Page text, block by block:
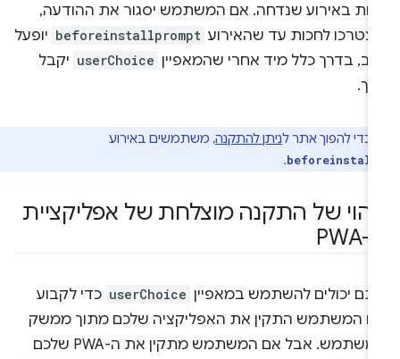
באירוע שנדחה. אם המשתמש יסגור את ההודעה,
לחכות עד שהאירוע beforeinstallprompt יופעל
בדרך כלל מיד אחרי שהמאפיין userChoice יקבל
כדי להפוך אתר לניתן להתקנה, משתמשים באירוע
.
של התקנה מוצלחת של אפליקציית
יכולים להשתמש במאפיין userChoice כדי לקבוע
המשתמש התקין את האפליקציה שלכם מתוך ממשק
המשתמש. אבל אם המשתמש מתקין את ה-PWA שלכם